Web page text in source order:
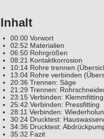
Inhalt
00:00 Vorwort
02:52 Materialien
06:50 Rohrgrößen
08:21 Kontaktkorrosion
10:14 Rohre trennen
13:04 Rohre verbinden
20:36 Trennen: Säge
21:29 Trennen:
23:15 Verbinden: Klemmfitting
25:42 Verbinden: Pressfitting
28:11 Verbinden:
30:24 Drucktest:
34:36 Drucktest:
35:32 Fazit